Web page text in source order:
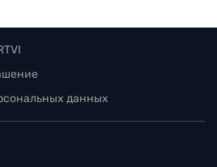
данных